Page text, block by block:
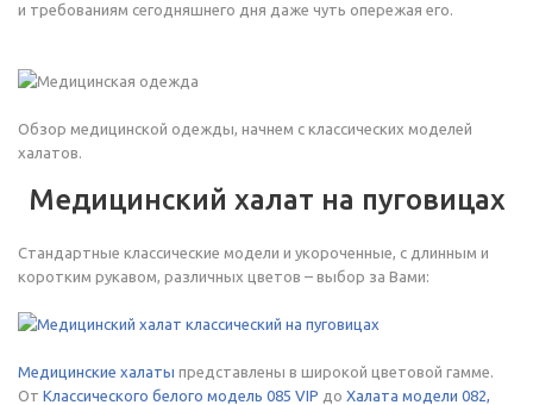
и требованиям сегодняшнего дня даже чуть опережая его.
Обзор медицинской одежды, начнем с классических моделей
халатов.
Медицинский халат на пуговицах
Стандартные классические модели и укороченные, с длинным и
коротким рукавом, различных цветов – выбор за Вами:
Медицинские халаты представлены в широкой цветовой гамме.
От Классического белого модель 085 VIP до Халата модели 082,